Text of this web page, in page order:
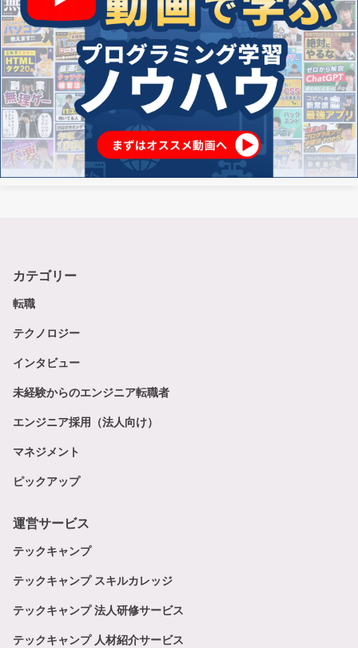
カテゴリー
転職
テクノロジー
インタビュー
未経験からのエンジニア転職者
エンジニア採用（法人向け）
マネジメント
ピックアップ
運営サービス
テックキャンプ
テックキャンプ スキルカレッジ
テックキャンプ 法人研修サービス
テックキャンプ 人材紹介サービス